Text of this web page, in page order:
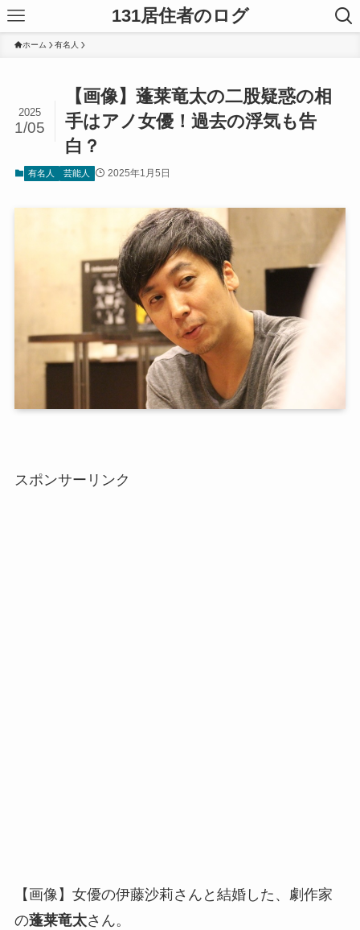
131居住者のログ
ホーム 有名人
【画像】蓬莱竜太の二股疑惑の相
手はアノ女優！過去の浮気も告
白？
2025
1/05
有名人 芸能人 2025年1月5日
スポンサーリンク
【画像】女優の伊藤沙莉さんと結婚した、劇作家
の蓬莱竜太さん。